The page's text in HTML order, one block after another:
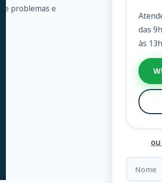
problemas e
das
às